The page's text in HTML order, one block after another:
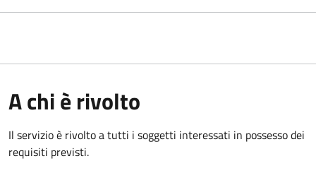
A chi è rivolto
Il servizio è rivolto a tutti i soggetti interessati in possesso dei
requisiti previsti.